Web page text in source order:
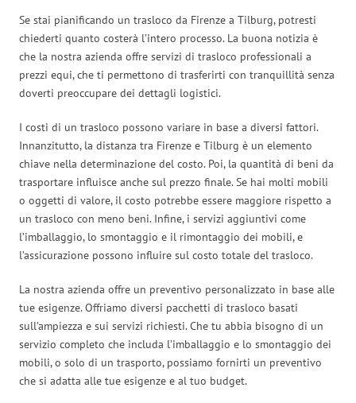
Se stai pianificando un trasloco da Firenze a Tilburg, potresti
chiederti quanto costerà l’intero processo. La buona notizia è
che la nostra azienda offre servizi di trasloco professionali a
prezzi equi, che ti permettono di trasferirti con tranquillità senza
doverti preoccupare dei dettagli logistici.
I costi di un trasloco possono variare in base a diversi fattori.
Innanzitutto, la distanza tra Firenze e Tilburg è un elemento
chiave nella determinazione del costo. Poi, la quantità di beni da
trasportare influisce anche sul prezzo finale. Se hai molti mobili
o oggetti di valore, il costo potrebbe essere maggiore rispetto a
un trasloco con meno beni. Infine, i servizi aggiuntivi come
l’imballaggio, lo smontaggio e il rimontaggio dei mobili, e
l’assicurazione possono influire sul costo totale del trasloco.
La nostra azienda offre un preventivo personalizzato in base alle
tue esigenze. Offriamo diversi pacchetti di trasloco basati
sull’ampiezza e sui servizi richiesti. Che tu abbia bisogno di un
servizio completo che includa l’imballaggio e lo smontaggio dei
mobili, o solo di un trasporto, possiamo fornirti un preventivo
che si adatta alle tue esigenze e al tuo budget.